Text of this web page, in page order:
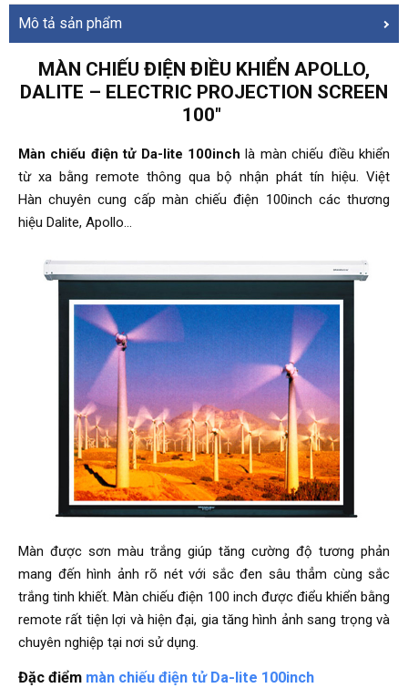
Mô tả sản phẩm
MÀN CHIẾU ĐIỆN ĐIỀU KHIỂN APOLLO,
DALITE – ELECTRIC PROJECTION SCREEN
100"
Màn chiếu điện tử Da-lite 100inch là màn chiếu điều khiển
từ xa bằng remote thông qua bộ nhận phát tín hiệu. Việt
Hàn chuyên cung cấp màn chiếu điện 100inch các thương
hiệu Dalite, Apollo…
Màn được sơn màu trắng giúp tăng cường độ tương phản
mang đến hình ảnh rõ nét với sắc đen sâu thẳm cùng sắc
trắng tinh khiết. Màn chiếu điện 100 inch được điểu khiển bằng
remote rất tiện lợi và hiện đại, gia tăng hình ảnh sang trọng và
chuyên nghiệp tại nơi sử dụng.
Đặc điểm màn chiếu điện tử Da-lite 100inch